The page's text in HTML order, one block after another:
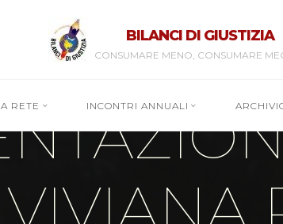
BILANCI DI GIUSTIZIA
CONSUMARE MENO, CONSUMARE
RETE INCONTRI ANNUALI
ECCO QUI